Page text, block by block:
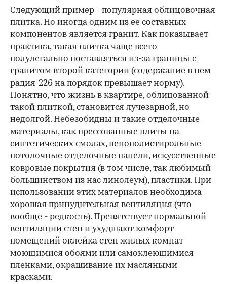
Следующий пример - популярная облицовочная
плитка. Но иногда одним из ее составных
компонентов является гранит. Как показывает
практика, такая плитка чаще всего
полулегально поставляться из-за границы с
гранитом второй категории (содержание в нем
радия-226 на порядок превышает норму).
Понятно, что жизнь в квартире, облицованной
такой плиткой, становится лучезарной, но
недолгой. Небезобидны и такие отделочные
материалы, как прессованные плиты на
синтетических смолах, пенополистирольные
потолочные отделочные панели, искусственные
ковровые покрытия (в том числе, так любимый
большинством из нас линолеум), пластики. При
использовании этих материалов необходима
хорошая принудительная вентиляция (что
вообще - редкость). Препятствует нормальной
вентиляции стен и ухудшают комфорт
помещений оклейка стен жилых комнат
моющимися обоями или самоклеющимися
пленками, окрашивание их масляными
красками.